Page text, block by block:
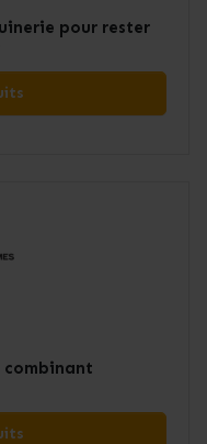
pour rester
combinant